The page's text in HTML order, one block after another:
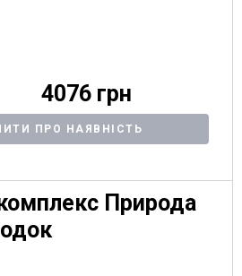
4076 грн
ПРО НАЯВНІСТЬ
Природа